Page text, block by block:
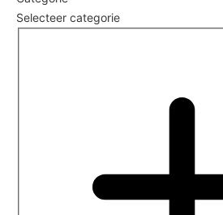
Selecteer categorie